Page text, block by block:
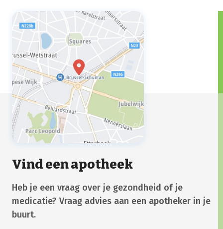
Vind een apotheek
Heb je een vraag over je gezondheid of je
medicatie? Vraag advies aan een apotheker in je
buurt.